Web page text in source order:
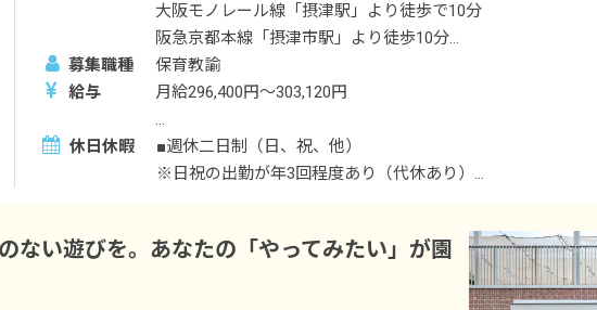
大阪モノレール線「摂津駅」より徒歩で10分
阪急京都本線「摂津市駅」より徒歩10分
■マイカー・バイク・自転車通勤可
募集職種
保育教諭
給与
月給296,400円～303,120円
＜短大・専門卒＞
月給296,400円
処遇改善手当 98,000円
休日休暇
■週休二日制（日、祝、他）
※日祝の出勤が年3回程度あり（代休あり）
■年末年始休暇（6日程度）
■有給休暇（取得率85％／半日単位での取得可／5日以上の
ない遊びを。あなたの「やってみたい」が園